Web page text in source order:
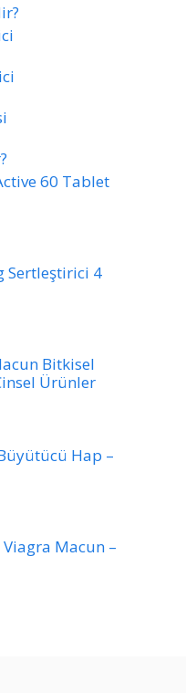
60 Tablet
Sertleştirici 4
Bitkisel
Ürünler
Hap –
Macun –